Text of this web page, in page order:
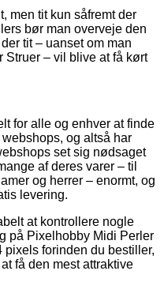
men tit kun såfremt der
bør man overveje den
tit – uanset om man
– vil blive at få kørt
for alle og enhver at finde
og altså har
set sig nødsaget
af deres varer – til
og herrer – enormt, og
levering.
at kontrollere nogle
på Pixelhobby Midi Perler
forinden du bestiller,
få den mest attraktive